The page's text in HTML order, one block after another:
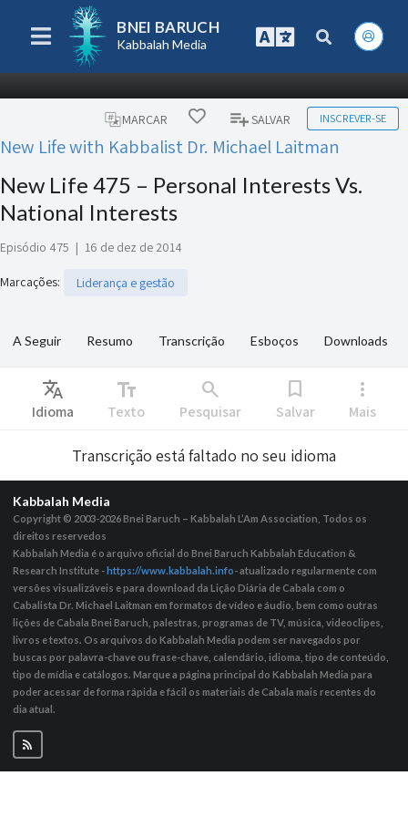
BNEI BARUCH
Kabbalah Media
MARCAR SALVAR INSCREVER-SE
New Life with Kabbalist Dr. Michael Laitman
New Life 475 – Personal Interests Vs.
National Interests
Episódio 475 | 16 de dez de 2014
Marcações: Liderança e gestão
A Seguir Resumo Transcrição Esboços Downloads
Translate
Idioma
text_fields
Texto
search
Pesquisar
bookmark
Salvar
more_vert
Mais
Transcrição está faltado no seu idioma
Kabbalah Media
Copyright © 2003-2026Bnei Baruch – Kabbalah L’Am Association, Todos os
direitos reservedos
Kabbalah Media é o arquivo oficial do Bnei Baruch Kabbalah Education &
Research Institute - https://www.kabbalah.info- atualizado regularmente com
versões visualizáveis ​​e para download da Lição Diária de Cabala com o
Cabalista Dr. Michael Laitman em formatos de vídeo e áudio, bem como outras
lições de Cabala Bnei Baruch, palestras, programas de TV, música, videoclipes,
livros e textos. Os arquivos do Kabbalah Media podem ser navegados por
buscas por palavra-chave ou frase-chave, calendário, idioma, tipo de conteúdo,
tipo de mídia e catálogos. Marque a página principal do Kabbalah Media para
poder acessar de forma rápida e fácil os materiais de Cabala mais recentes do
dia atual.